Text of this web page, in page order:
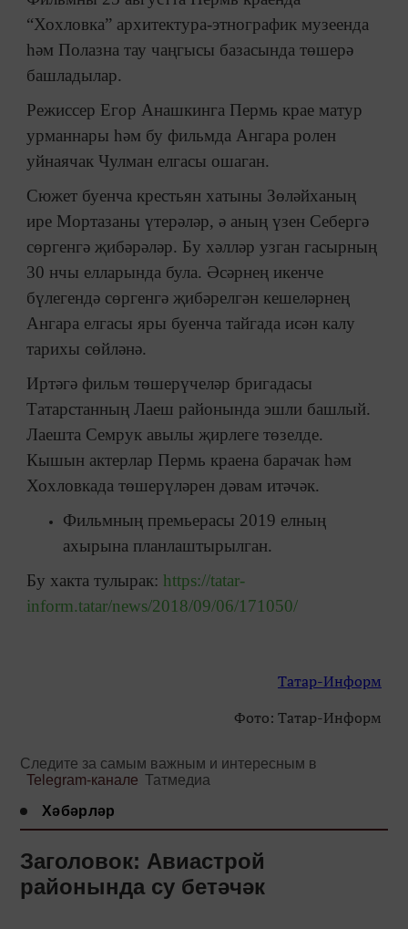
“Хохловка” архитектура-этнографик музеенда
һәм Полазна тау чаңгысы базасында төшерә
башладылар.
Режиссер Егор Анашкинга Пермь крае матур
урманнары һәм бу фильмда Ангара ролен
уйнаячак Чулман елгасы ошаган.
Сюжет буенча крестьян хатыны Зөләйханың
ире Мортазаны үтерәләр, ә аның үзен Себергә
сөргенгә җибәрәләр. Бу хәлләр узган гасырның
30 нчы елларында була. Әсәрнең икенче
бүлегендә сөргенгә җибәрелгән кешеләрнең
Ангара елгасы яры буенча тайгада исән калу
тарихы сөйләнә.
Иртәгә фильм төшерүчеләр бригадасы
Татарстанның Лаеш районында эшли башлый.
Лаешта Семрук авылы җирлеге төзелде.
Кышын актерлар Пермь краена барачак һәм
Хохловкада төшерүләрен дәвам итәчәк.
Фильмның премьерасы 2019 елның
ахырына планлаштырылган.
Бу хакта тулырак: https://tatar-
inform.tatar/news/2018/09/06/171050/
Татар-Информ
Фото: Татар-Информ
Следите за самым важным и интересным в
Telegram-канале Татмедиа
Хәбәрләр
Заголовок: Авиастрой
районында су бетәчәк